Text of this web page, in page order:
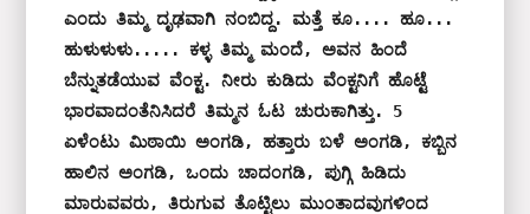
ಎಂದು ತಿಮ್ಮ ದೃಢವಾಗಿ ನಂಬಿದ್ದ. ಮತ್ತೆ ಕೂ.... ಹೂ...
ಹುಳುಳುಳು..... ಕಳ್ಳ ತಿಮ್ಮ ಮಂದೆ, ಅವನ ಹಿಂದೆ
ಬೆನ್ನುತಡೆಯುವ ವೆಂಕ್ಟ. ನೀರು ಕುಡಿದು ವೆಂಕ್ಟನಿಗೆ ಹೊಟ್ಟೆ
ಭಾರವಾದಂತೆನಿಸಿದರೆ ತಿಮ್ಮನ ಓಟ ಚುರುಕಾಗಿತ್ತು. 5
ಏಳೆಂಟು ಮಿಠಾಯಿ ಅಂಗಡಿ, ಹತ್ತಾರು ಬಳೆ ಅಂಗಡಿ, ಕಬ್ಬಿನ
ಹಾಲಿನ ಅಂಗಡಿ, ಒಂದು ಚಾದಂಗಡಿ, ಪುಗ್ಗಿ ಹಿಡಿದು
ಮಾರುವವರು, ತಿರುಗುವ ತೊಟ್ಟಿಲು ಮುಂತಾದವುಗಳಿಂದ